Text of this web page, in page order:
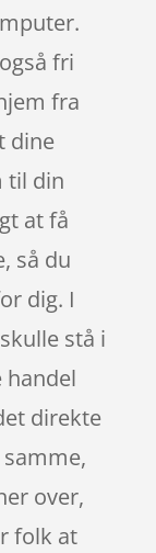
fri
fra
dine
til din
at få
så du
dig. I
stå i
handel
direkte
over,
folk at